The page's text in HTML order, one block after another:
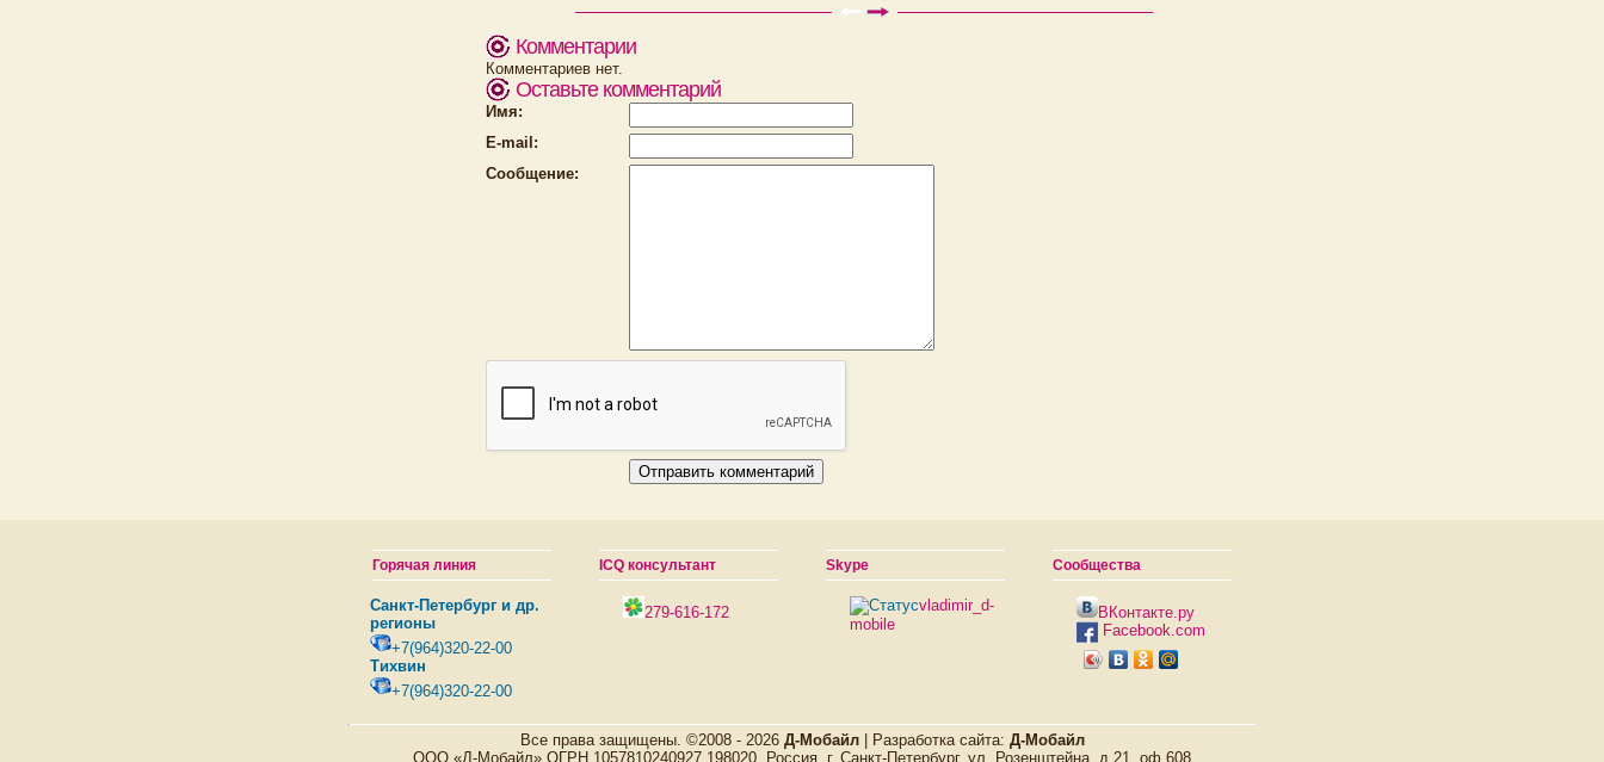
Комментарии
Комментариев нет.
Оставьте комментарий
Имя:
E-mail:
Сообщение:
Горячая линия
Санкт-Петербург и др.
регионы
+7(964)320-22-00
Тихвин
+7(964)320-22-00
ICQ консультант
279-616-172
Skype
vladimir_d-
mobile
Сообщества
ВКонтакте.ру
Facebook.com
Все права защищены. ©2008 - 2026 Д-Мобайл| Разработка сайта: Д-Мобайл
ООО «Д-Мобайл» ОГРН 1057810240927 198020, Россия, г. Санкт-Петербург, ул, Розенштейна, д.21, оф.608